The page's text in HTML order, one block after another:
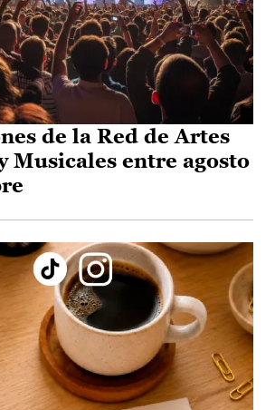
de la Red de Artes
Musicales entre agosto